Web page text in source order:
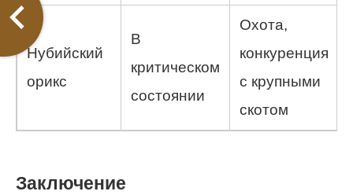
Нубийский
орикс
В
критическом
состоянии
Охота,
конкуренция
с крупными
скотом
Заключение